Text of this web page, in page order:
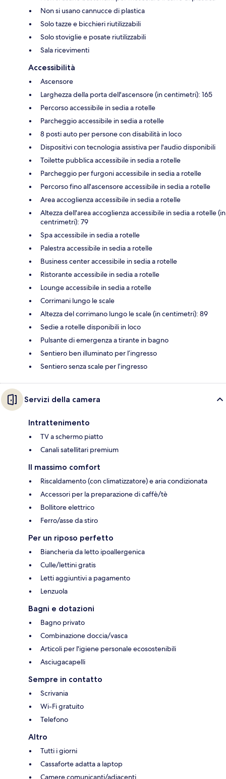
Non si usano cannucce di plastica
Solo tazze e bicchieri riutilizzabili
Solo stoviglie e posate riutilizzabili
Sala ricevimenti
Accessibilità
Ascensore
Larghezza della porta dell'ascensore (in centimetri): 165
Percorso accessibile in sedia a rotelle
Parcheggio accessibile in sedia a rotelle
8 posti auto per persone con disabilità in loco
Dispositivi con tecnologia assistiva per l'audio disponibili
Toilette pubblica accessibile in sedia a rotelle
Parcheggio per furgoni accessibile in sedia a rotelle
Percorso fino all'ascensore accessibile in sedia a rotelle
Area accoglienza accessibile in sedia a rotelle
Altezza dell'area accoglienza accessibile in sedia a rotelle (in
centrimetri): 79
Spa accessibile in sedia a rotelle
Palestra accessibile in sedia a rotelle
Business center accessibile in sedia a rotelle
Ristorante accessibile in sedia a rotelle
Lounge accessibile in sedia a rotelle
Corrimani lungo le scale
Altezza del corrimano lungo le scale (in centimetri): 89
Sedie a rotelle disponibili in loco
Pulsante di emergenza a tirante in bagno
Sentiero ben illuminato per l’ingresso
Sentiero senza scale per l’ingresso
Servizi della camera
Intrattenimento
TV a schermo piatto
Canali satellitari premium
Il massimo comfort
Riscaldamento (con climatizzatore) e aria condizionata
Accessori per la preparazione di caffè/tè
Bollitore elettrico
Ferro/asse da stiro
Per un riposo perfetto
Biancheria da letto ipoallergenica
Culle/lettini gratis
Letti aggiuntivi a pagamento
Lenzuola
Bagni e dotazioni
Bagno privato
Combinazione doccia/vasca
Articoli per l'igiene personale ecosostenibili
Asciugacapelli
Sempre in contatto
Scrivania
Wi-Fi gratuito
Telefono
Altro
Tutti i giorni
Cassaforte adatta a laptop
Camere comunicanti/adiacenti